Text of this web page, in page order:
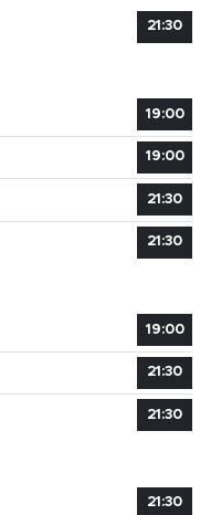
21:30
19:00
19:00
21:30
21:30
19:00
21:30
21:30
21:30